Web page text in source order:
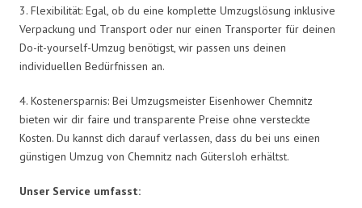
3. Flexibilität: Egal, ob du eine komplette Umzugslösung inklusive
Verpackung und Transport oder nur einen Transporter für deinen
Do-it-yourself-Umzug benötigst, wir passen uns deinen
individuellen Bedürfnissen an.
4. Kostenersparnis: Bei Umzugsmeister Eisenhower Chemnitz
bieten wir dir faire und transparente Preise ohne versteckte
Kosten. Du kannst dich darauf verlassen, dass du bei uns einen
günstigen Umzug von Chemnitz nach Gütersloh erhältst.
Unser Service umfasst: